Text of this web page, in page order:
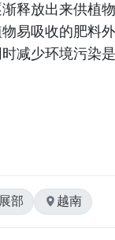
释放出来供植
易吸收的肥料
减少环境污染
部 越南